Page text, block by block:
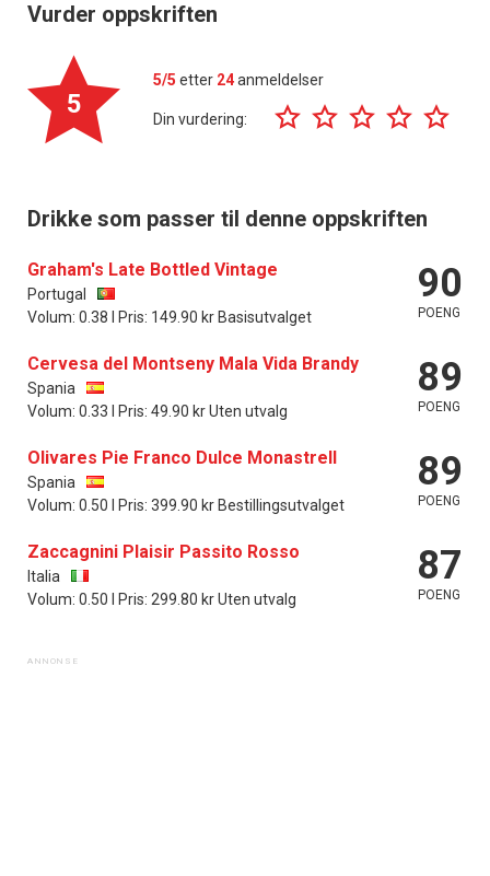
Vurder oppskriften
5
5/5 etter 24anmeldelser
Din vurdering:
Drikke som passer til denne oppskriften
Graham's Late Bottled Vintage
Portugal
Volum: 0.38 l Pris: 149.90 kr Basisutvalget
90
POENG
Cervesa del Montseny Mala Vida Brandy
Spania
Volum: 0.33 l Pris: 49.90 kr Uten utvalg
89
POENG
Olivares Pie Franco Dulce Monastrell
Spania
Volum: 0.50 l Pris: 399.90 kr Bestillingsutvalget
89
POENG
Zaccagnini Plaisir Passito Rosso
Italia
Volum: 0.50 l Pris: 299.80 kr Uten utvalg
87
POENG